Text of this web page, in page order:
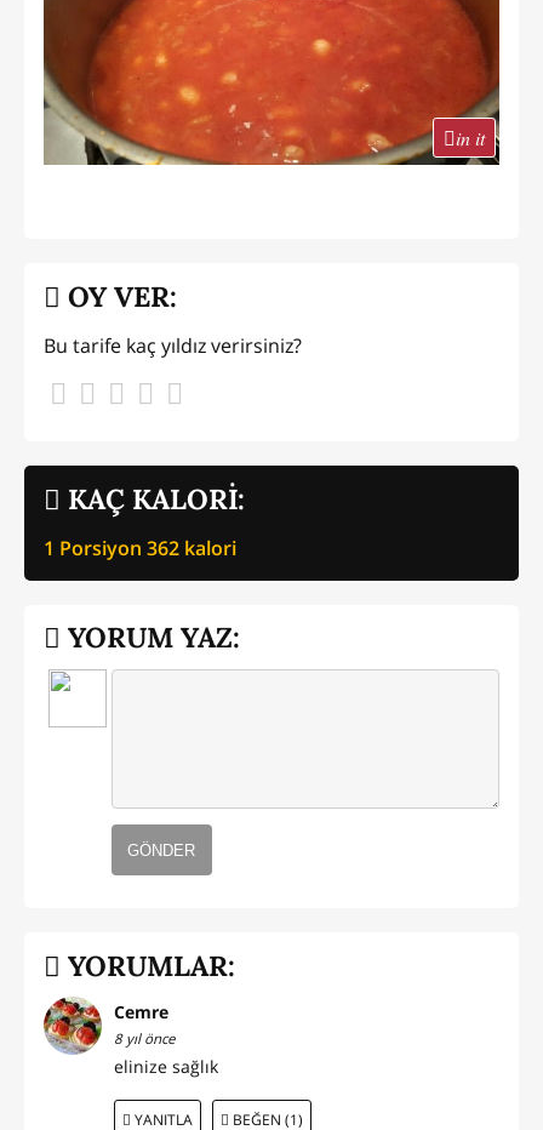
in it
KAÇ KALORİ:
1 Porsiyon 362 kalori
OY VER:
Bu tarife kaç yıldız verirsiniz?
YORUM YAZ:
GÖNDER
YORUMLAR:
Cemre
8 yıl önce
elinize sağlık
YANITLA BEĞEN (1)